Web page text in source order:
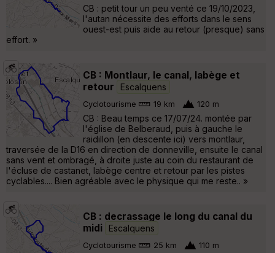
CB : petit tour un peu venté ce 19/10/2023,
l'autan nécessite des efforts dans le sens
ouest-est puis aide au retour (presque) sans
effort. »
CB : Montlaur, le canal, labège et
retour
Escalquens
Cyclotourisme 19 km 120 m
CB : Beau temps ce 17/07/24. montée par
l'église de Belberaud, puis à gauche le
raidillon (en descente ici) vers montlaur,
traversée de la D16 en direction de donneville, ensuite le canal
sans vent et ombragé, à droite juste au coin du restaurant de
l'écluse de castanet, labège centre et retour par les pistes
cyclables.... Bien agréable avec le physique qui me reste.. »
CB : decrassage le long du canal du
midi
Escalquens
Cyclotourisme 25 km 110 m